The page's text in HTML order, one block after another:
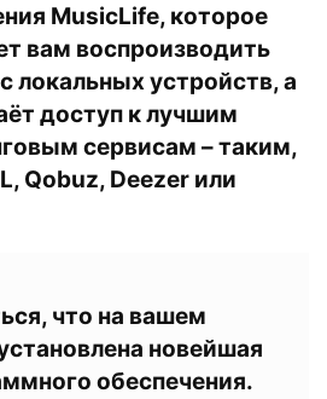
MusicLife, которое
вам воспроизводить
локальных устройств, а
доступ к лучшим
сервисам – таким,
Qobuz, Deezer или
что на вашем
новейшая
обеспечения.